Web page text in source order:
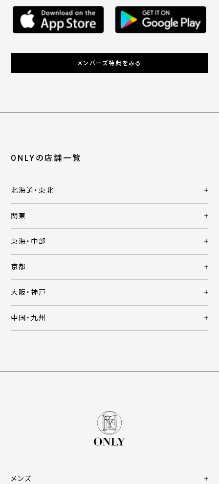
メンバーズ特典をみる
ONLYの店舗一覧
北海道・東北
関東
東海・中部
京都
大阪・神戸
中国・九州
メンズ